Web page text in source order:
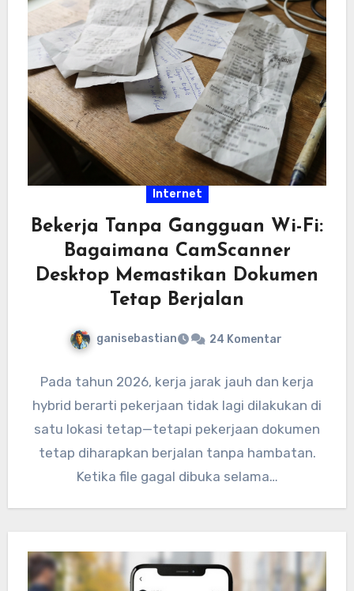
Internet
Bekerja Tanpa Gangguan Wi-Fi:
Bagaimana CamScanner
Desktop Memastikan Dokumen
Tetap Berjalan
ganisebastian 24 Komentar
Pada tahun 2026, kerja jarak jauh dan kerja
hybrid berarti pekerjaan tidak lagi dilakukan di
satu lokasi tetap—tetapi pekerjaan dokumen
tetap diharapkan berjalan tanpa hambatan.
Ketika file gagal dibuka selama…